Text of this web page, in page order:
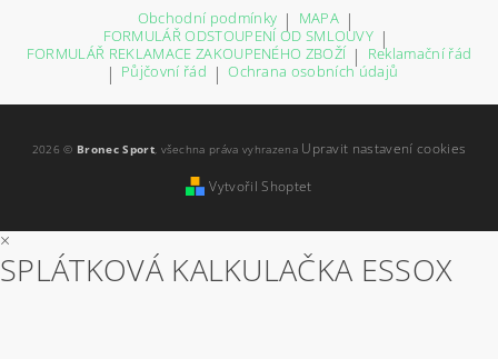
Obchodní podmínky | MAPA |
FORMULÁŘ ODSTOUPENÍ OD SMLOUVY |
FORMULÁŘ REKLAMACE ZAKOUPENÉHO ZBOŽÍ | Reklamační řád
| Půjčovní řád | Ochrana osobních údajů
2026 © Bronec Sport, všechna práva vyhrazena Upravit nastavení cookies
Vytvořil Shoptet
×
SPLÁTKOVÁ KALKULAČKA ESSOX